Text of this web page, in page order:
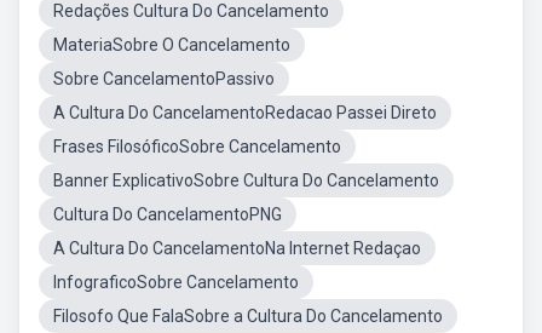
Redações Cultura Do Cancelamento
MateriaSobre O Cancelamento
Sobre CancelamentoPassivo
A Cultura Do CancelamentoRedacao Passei Direto
Frases FilosóficoSobre Cancelamento
Banner ExplicativoSobre Cultura Do Cancelamento
Cultura Do CancelamentoPNG
A Cultura Do CancelamentoNa Internet Redaçao
InfograficoSobre Cancelamento
Filosofo Que FalaSobre a Cultura Do Cancelamento